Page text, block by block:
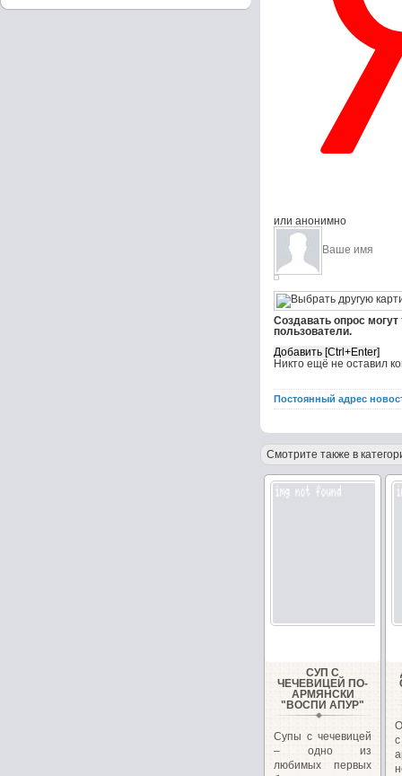
или анонимно
Создавать опрос
пользователи.
Никто ещё не оставил
Постоянный адрес
Смотрите также в
СУП С
ЧЕЧЕВИЦЕЙ ПО-
АРМЯНСКИ
"ВОСПИ АПУР"
Супы с чечевицей
– одно из
любимых первых